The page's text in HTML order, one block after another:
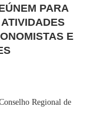
PARA
E
Regional de